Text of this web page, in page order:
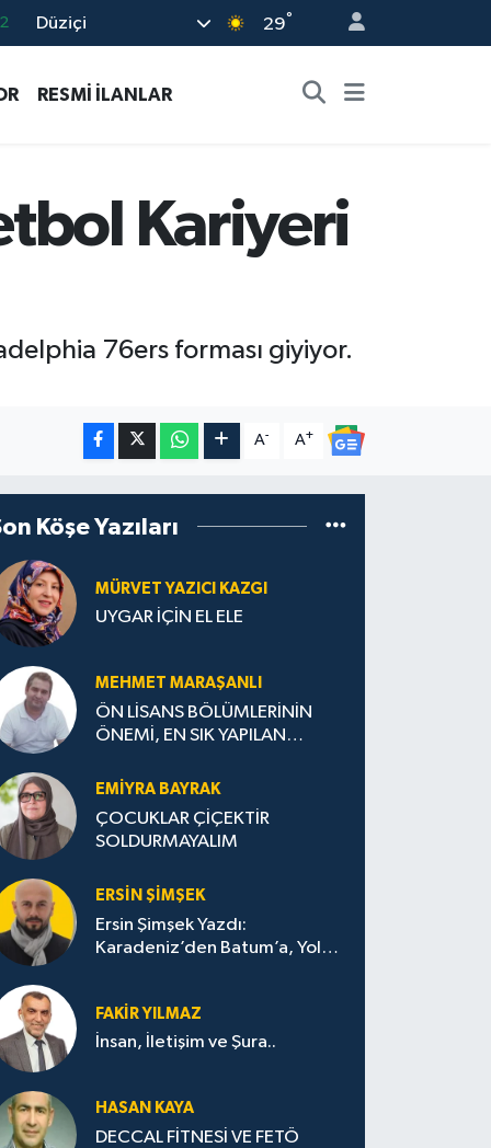
Düziçi 29°
RESMİ İLANLAR
Kariyeri
76ers forması giyiyor.
A- A+
Köşe Yazıları
MÜRVET YAZICI KAZGI
UYGAR İÇİN EL ELE
MEHMET MARAŞANLI
ÖN LİSANS BÖLÜMLERİNİN
ÖNEMİ, EN SIK YAPILAN
STRATEJİLERİ
EMIYRA BAYRAK
ÇOCUKLAR ÇİÇEKTİR
SOLDURMAYALIM
ERSIN ŞIMŞEK
Ersin Şimşek Yazdı:
Karadeniz’den Batum’a, Yolun
FAKIR YILMAZ
İnsan, İletişim ve Şura..
HASAN KAYA
DECCAL FİTNESİ VE FETÖ